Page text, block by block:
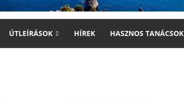
ÚTLEÍRÁSOK HÍREK HASZNOS TANÁCSOK